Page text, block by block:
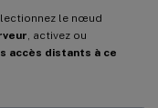
le nœud
, activez ou
accès distants à ce